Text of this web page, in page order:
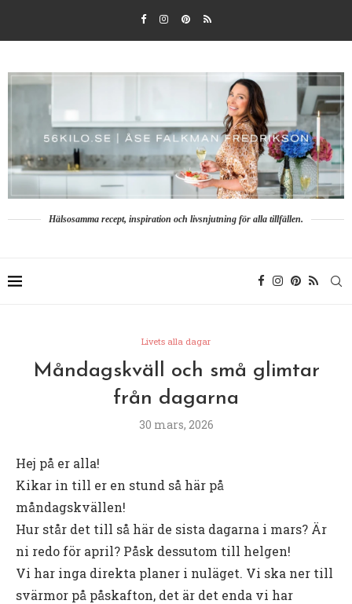
Hälsosamma recept, inspiration och livsnjutning för alla tillfällen.
Livets alla dagar
Måndagskväll och små glimtar
från dagarna
30 mars, 2026
Hej på er alla!
Kikar in till er en stund så här på
måndagskvällen!
Hur står det till så här de sista dagarna i mars? Är
ni redo för april? Påsk dessutom till helgen!
Vi har inga direkta planer i nuläget. Vi ska ner till
svärmor på påskafton, det är det enda vi har